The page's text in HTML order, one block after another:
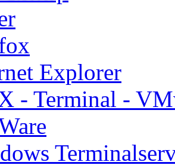
Explorer
- Terminal -